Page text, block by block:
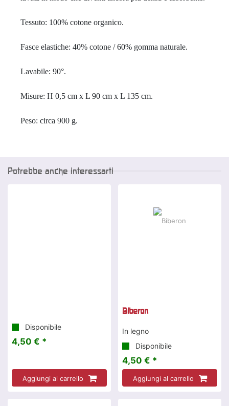
Tessuto: 100% cotone organico.
Fasce elastiche: 40% cotone / 60% gomma naturale.
Lavabile: 90°.
Misure: H 0,5 cm x L 90 cm x L 135 cm.
Peso: circa 900 g.
Potrebbe anche interessarti
Disponibile
4,50 € *
Aggiungi al carrello
Biberon
In legno
Disponibile
4,50 € *
Aggiungi al carrello